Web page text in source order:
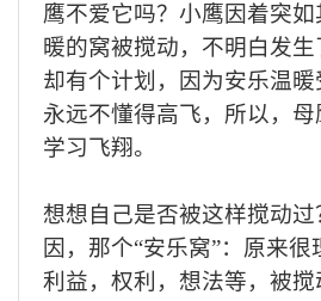
鹰不爱它吗？小鹰因着突
暖的窝被搅动，不明白发
却有个计划，
因为安乐温
永远不懂得高飞，所以，
学习飞翔。
想想自己是否被这样搅动过
因 ， 那个“安乐窝”：原来很
利益，权利，想法等， 被搅